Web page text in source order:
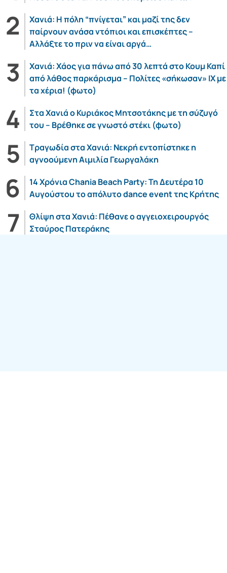
Χανιά: Η πόλη “πνίγεται” και μαζί της δεν
παίρνουν ανάσα ντόπιοι και επισκέπτες –
Αλλάξτε το πριν να είναι αργά…
Χανιά: Χάος για πάνω από 30 λεπτά στο Κουμ Καπί
από λάθος παρκάρισμα – Πολίτες «σήκωσαν» ΙΧ με
τα χέρια! (φωτο)
Στα Χανιά ο Κυριάκος Μητσοτάκης με τη σύζυγό
του – Βρέθηκε σε γνωστό στέκι (φωτο)
Τραγωδία στα Χανιά: Νεκρή εντοπίστηκε η
αγνοούμενη Αιμιλία Γεωργαλάκη
14 Χρόνια Chania Beach Party: Τη Δευτέρα 10
Αυγούστου το απόλυτο dance event της Κρήτης
Θλίψη στα Χανιά: Πέθανε ο αγγειοχειρουργός
Σταύρος Πατεράκης